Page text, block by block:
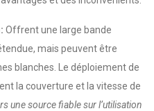
Offrent une large bande
mais peuvent être
blanches. Le déploiement de
la couverture et la vitesse de
une source fiable sur l’utilisation